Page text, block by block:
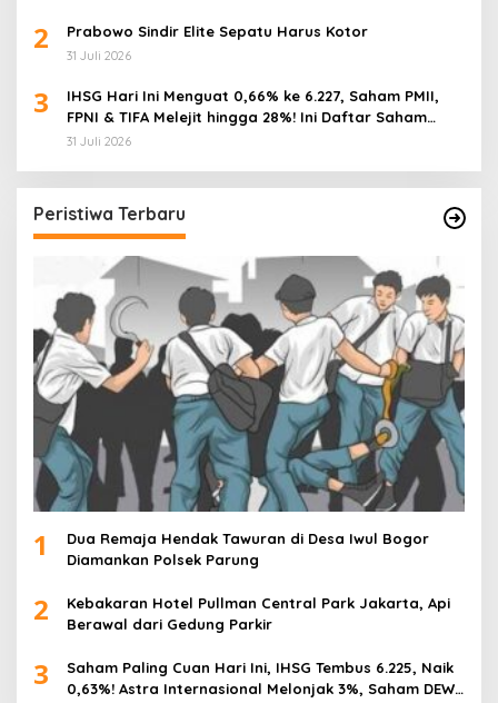
2 Prabowo Sindir Elite Sepatu Harus Kotor
31 Juli 2026
3
IHSG Hari Ini Menguat 0,66% ke 6.227, Saham PMII,
FPNI & TIFA Melejit hingga 28%! Ini Daftar Saham
Paling Cuan & Volume Tertinggi 31 Juli 2026
31 Juli 2026
Peristiwa Terbaru
1
Dua Remaja Hendak Tawuran di Desa Iwul Bogor
Diamankan Polsek Parung
2
Kebakaran Hotel Pullman Central Park Jakarta, Api
Berawal dari Gedung Parkir
3
Saham Paling Cuan Hari Ini, IHSG Tembus 6.225, Naik
0,63%! Astra Internasional Melonjak 3%, Saham DEWA